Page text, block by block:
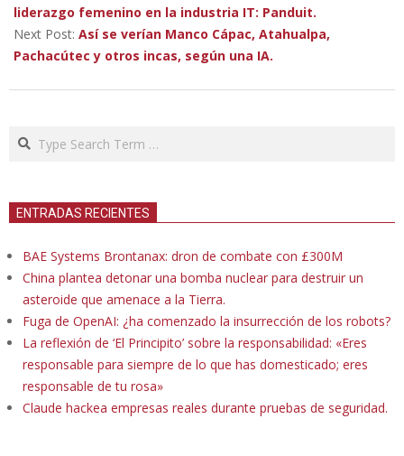
18
liderazgo femenino en la industria IT: Panduit.
Next Post: Así se verían Manco Cápac, Atahualpa,
Pachacútec y otros incas, según una IA.
Search
ENTRADAS RECIENTES
BAE Systems Brontanax: dron de combate con £300M
China plantea detonar una bomba nuclear para destruir un
asteroide que amenace a la Tierra.
Fuga de OpenAI: ¿ha comenzado la insurrección de los robots?
La reflexión de ‘El Principito’ sobre la responsabilidad: «Eres
responsable para siempre de lo que has domesticado; eres
responsable de tu rosa»
Claude hackea empresas reales durante pruebas de seguridad.